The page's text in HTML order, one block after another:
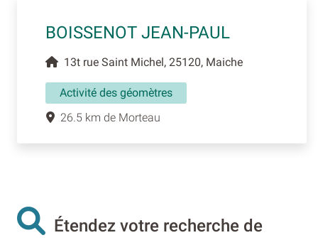
BOISSENOT JEAN-PAUL
13t rue Saint Michel, 25120, Maiche
Activité des géomètres
26.5 km de Morteau
Étendez votre recherche de